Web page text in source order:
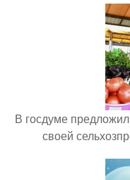
В госдуме
своей